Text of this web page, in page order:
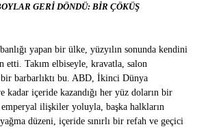
GERİ DÖNDÜ: BİR ÇÖKÜŞ
yapan bir ülke, yüzyılın sonunda kendini
etti. Takım elbiseyle, kravatla, salon
barbarlıktı bu. ABD, İkinci Dünya
kadar içeride kazandığı her yüz doların bir
emperyal ilişkiler yoluyla, başka halkların
düzeni, içeride sınırlı bir refah ve geçici